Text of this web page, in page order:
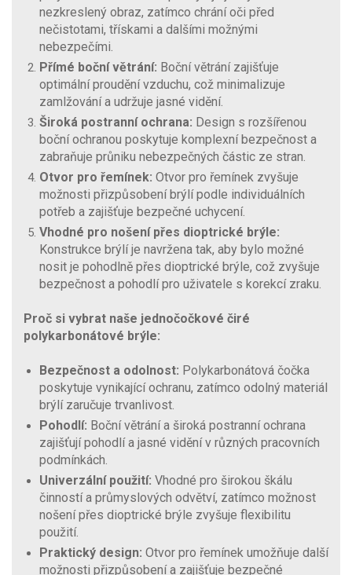
nezkreslený obraz, zatímco chrání oči před
nečistotami, třískami a dalšími možnými
nebezpečími.
Přímé boční větrání: Boční větrání zajišťuje
optimální proudění vzduchu, což minimalizuje
zamlžování a udržuje jasné vidění.
Široká postranní ochrana: Design s rozšířenou
boční ochranou poskytuje komplexní bezpečnost a
zabraňuje průniku nebezpečných částic ze stran.
Otvor pro řemínek: Otvor pro řemínek zvyšuje
možnosti přizpůsobení brýlí podle individuálních
potřeb a zajišťuje bezpečné uchycení.
Vhodné pro nošení přes dioptrické brýle:
Konstrukce brýlí je navržena tak, aby bylo možné
nosit je pohodlně přes dioptrické brýle, což zvyšuje
bezpečnost a pohodlí pro uživatele s korekcí zraku.
Proč si vybrat naše jednočočkové čiré
polykarbonátové brýle:
Bezpečnost a odolnost: Polykarbonátová čočka
poskytuje vynikající ochranu, zatímco odolný materiál
brýlí zaručuje trvanlivost.
Pohodlí: Boční větrání a široká postranní ochrana
zajišťují pohodlí a jasné vidění v různých pracovních
podmínkách.
Univerzální použití: Vhodné pro širokou škálu
činností a průmyslových odvětví, zatímco možnost
nošení přes dioptrické brýle zvyšuje flexibilitu
použití.
Praktický design: Otvor pro řemínek umožňuje další
možnosti přizpůsobení a zajišťuje bezpečné